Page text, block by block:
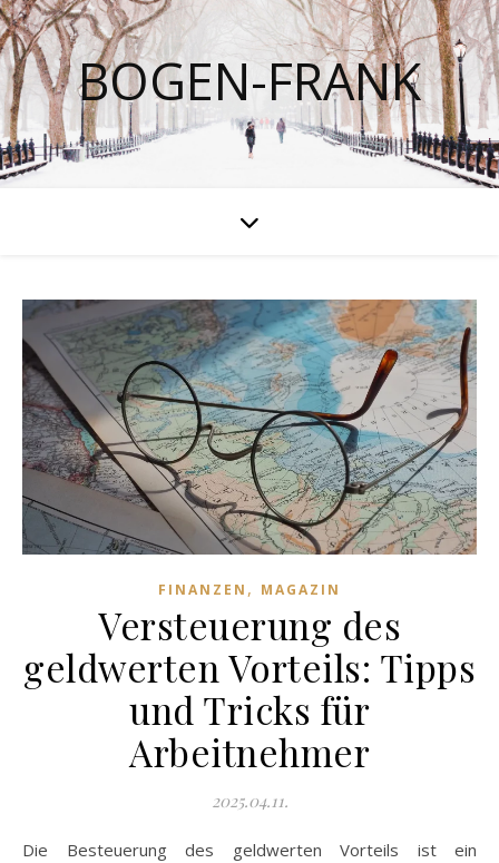
BOGEN-FRANK
FINANZEN , MAGAZIN
Versteuerung des
geldwerten Vorteils: Tipps
und Tricks für
Arbeitnehmer
2025.04.11.
Die Besteuerung des geldwerten Vorteils ist ein